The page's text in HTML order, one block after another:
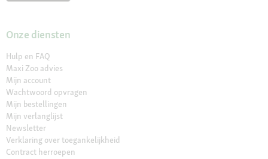
Onze diensten
Hulp en FAQ
Maxi Zoo advies
Mijn account
Wachtwoord opvragen
Mijn bestellingen
Mijn verlanglijst
Newsletter
Verklaring over toegankelijkheid
Contract herroepen